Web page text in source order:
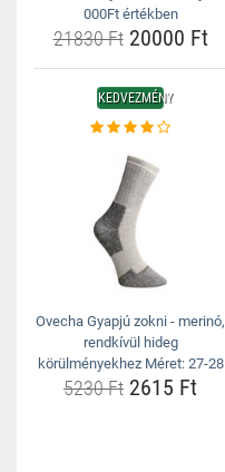
000Ft értékben
21830 Ft20000 Ft
KEDVEZMÉNY
Ovecha Gyapjú zokni - merinó,
rendkívül hideg
körülményekhez Méret: 27-28
5230 Ft 2615 Ft